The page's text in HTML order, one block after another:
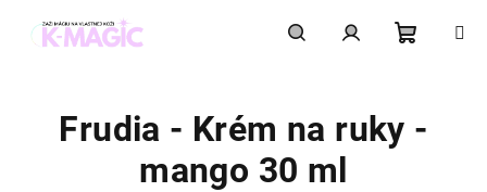
košík
Frudia - Krém na ruky -
mango 30 ml